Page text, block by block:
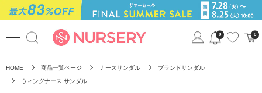
0 0
HOME 商品一覧ページ ナースサンダル ブランドサンダル
ウィングナース サンダル